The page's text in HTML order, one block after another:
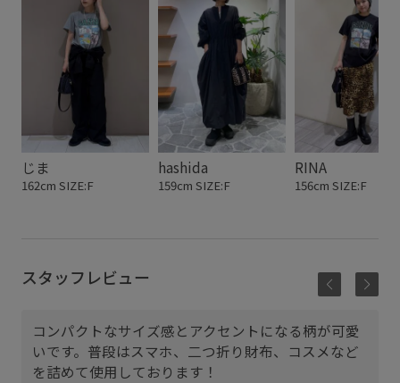
じま
162cm SIZE:F
hashida
159cm SIZE:F
RINA
156cm SIZE:F
スタッフレビュー
コンパクトなサイズ感とアクセントになる柄が可愛
いです。普段はスマホ、二つ折り財布、コスメなど
を詰めて使用しております！